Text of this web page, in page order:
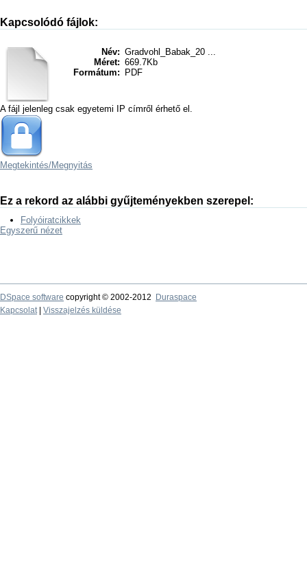
Kapcsolódó fájlok:
Név: Gradvohl_Babak_20 ...
Méret: 669.7Kb
Formátum:
PDF
A fájl jelenleg csak egyetemi IP címről érhető el.
Megtekintés/Megnyitás
Ez a rekord az alábbi gyűjteményekben szerepel:
Folyóiratcikkek
Egyszerű nézet
DSpace software copyright © 2002-2012
Duraspace
Kapcsolat| Visszajelzés küldése